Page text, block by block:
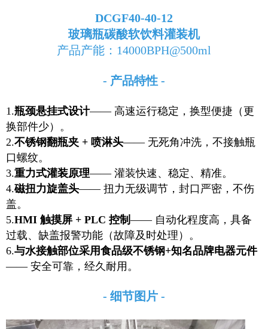
DCGF40-40-12
玻璃瓶碳酸软饮料灌装机
产品产能：14000BPH@500ml
- 产品特性 -
1.瓶颈悬挂式设计—— 高速运行稳定，换型便捷（更
换部件少）。
2.不锈钢翻瓶夹 + 喷淋头—— 无死角冲洗，不接触瓶
口螺纹。
3.重力式灌装原理—— 灌装快速、稳定、精准。
4.磁扭力旋盖头—— 扭力无级调节，封口严密，不伤
盖。
5.HMI 触摸屏 + PLC 控制 —— 自动化程度高，具备
过载、缺盖报警功能（故障及时处理）。
6.与水接触部位采用食品级不锈钢+知名品牌电器元件
—— 安全可靠，经久耐用。
- 细节图片 -